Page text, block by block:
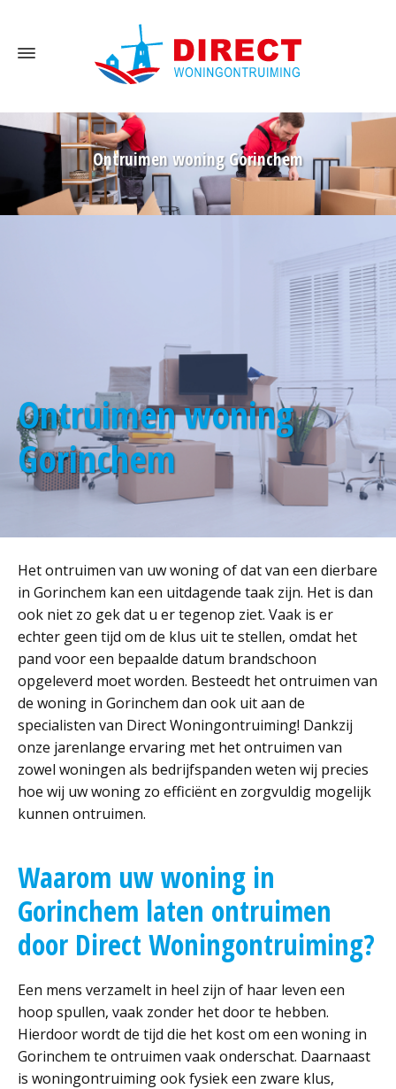
Ontruimen woning Gorinchem
Ontruimen woning
Gorinchem
Het ontruimen van uw woning of dat van een dierbare
in Gorinchem kan een uitdagende taak zijn. Het is dan
ook niet zo gek dat u er tegenop ziet. Vaak is er
echter geen tijd om de klus uit te stellen, omdat het
pand voor een bepaalde datum brandschoon
opgeleverd moet worden. Besteedt het ontruimen van
de woning in Gorinchem dan ook uit aan de
specialisten van Direct Woningontruiming! Dankzij
onze jarenlange ervaring met het ontruimen van
zowel woningen als bedrijfspanden weten wij precies
hoe wij uw woning zo efficiënt en zorgvuldig mogelijk
kunnen ontruimen.
Waarom uw woning in
Gorinchem laten ontruimen
door Direct Woningontruiming?
Een mens verzamelt in heel zijn of haar leven een
hoop spullen, vaak zonder het door te hebben.
Hierdoor wordt de tijd die het kost om een woning in
Gorinchem te ontruimen vaak onderschat. Daarnaast
is woningontruiming ook fysiek een zware klus,